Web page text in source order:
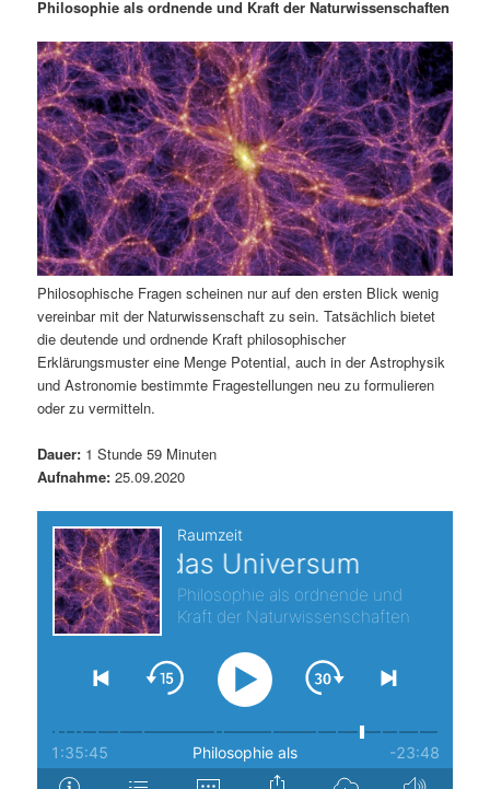
ä
r
e
n
I
n
a
t
s
p
r
g
n
d
ä
r
e
n
n
a
l
t
s
i
n
v
i
g
a
t
i
o
n
Philosophie als ordnende und Kraft der Naturwissenschaften
Philosophische Fragen scheinen nur auf den ersten Blick wenig
vereinbar mit der Naturwissenschaft zu sein. Tatsächlich bietet
die deutende und ordnende Kraft philosophischer
Erklärungsmuster eine Menge Potential, auch in der Astrophysik
und Astronomie bestimmte Fragestellungen neu zu formulieren
oder zu vermitteln.
Dauer: 1 Stunde 59 Minuten
Aufnahme: 25.09.2020